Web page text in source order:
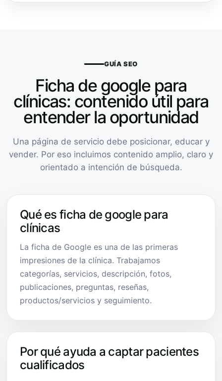
GUÍA SEO
Ficha de google para
clínicas: contenido útil para
entender la oportunidad
Una página de servicio debe posicionar, educar y
vender. Por eso incluimos contenido amplio, claro y
orientado a intención de búsqueda.
Qué es ficha de google para
clínicas
La ficha de Google es una de las primeras
impresiones de la clínica. Trabajamos
categorías, servicios, descripción, fotos,
publicaciones, preguntas, reseñas,
productos/servicios y seguimiento.
Por qué ayuda a captar pacientes
cualificados